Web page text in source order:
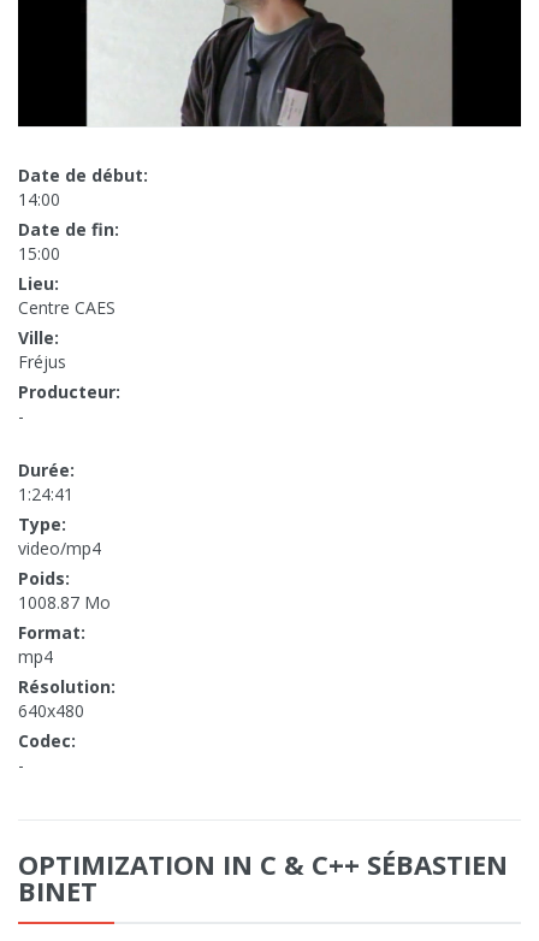
Date de début:
14:00
Date de fin:
15:00
Lieu:
Centre CAES
Ville:
Fréjus
Producteur:
-
Durée:
1:24:41
Type:
video/mp4
Poids:
1008.87 Mo
Format:
mp4
Résolution:
640x480
Codec:
-
OPTIMIZATION IN C & C++ SÉBASTIEN
BINET